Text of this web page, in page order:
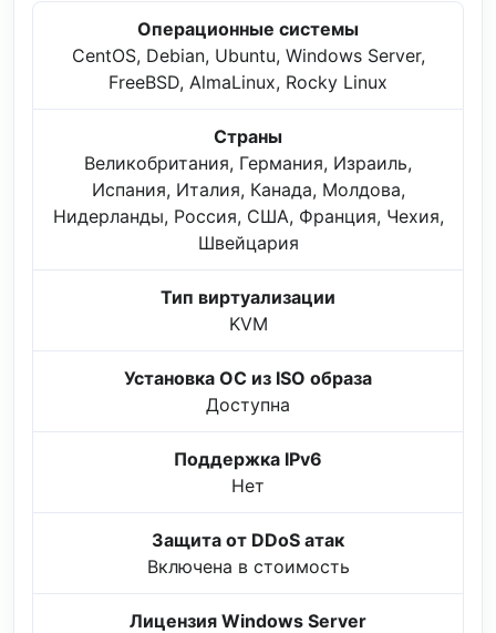
Операционные системы
CentOS, Debian, Ubuntu, Windows Server,
FreeBSD, AlmaLinux, Rocky Linux
Страны
Великобритания, Германия, Израиль,
Испания, Италия, Канада, Молдова,
Нидерланды, Россия, США, Франция, Чехия,
Швейцария
Тип виртуализации
KVM
Установка ОС из ISO образа
Доступна
Поддержка IPv6
Нет
Защита от DDoS атак
Включена в стоимость
Лицензия Windows Server